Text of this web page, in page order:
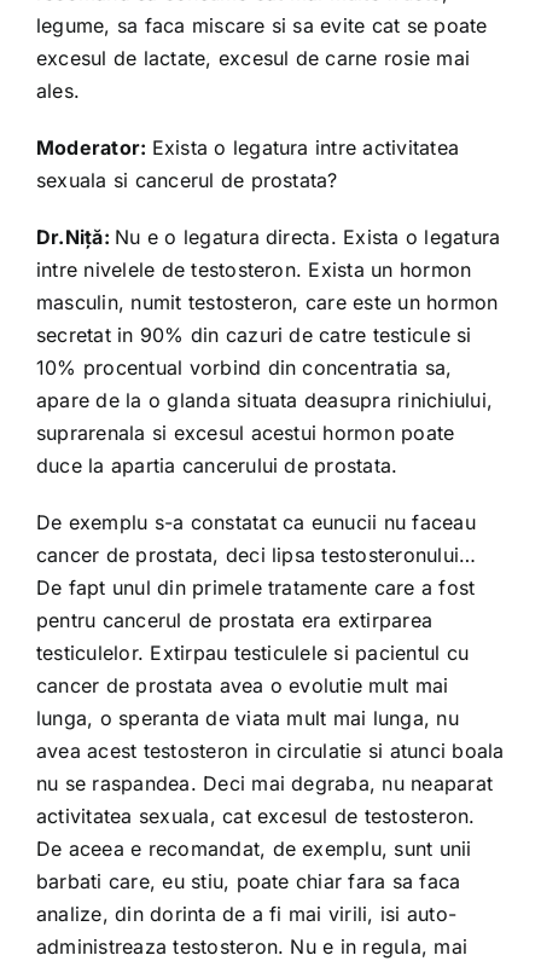
legume, sa faca miscare si sa evite cat se poate
excesul de lactate, excesul de carne rosie mai
ales.
Moderator: Exista o legatura intre activitatea
sexuala si cancerul de prostata?
Dr.Niță: Nu e o legatura directa. Exista o legatura
intre nivelele de testosteron. Exista un hormon
masculin, numit testosteron, care este un hormon
secretat in 90% din cazuri de catre testicule si
10% procentual vorbind din concentratia sa,
apare de la o glanda situata deasupra rinichiului,
suprarenala si excesul acestui hormon poate
duce la apartia cancerului de prostata.
De exemplu s-a constatat ca eunucii nu faceau
cancer de prostata, deci lipsa testosteronului…
De fapt unul din primele tratamente care a fost
pentru cancerul de prostata era extirparea
testiculelor. Extirpau testiculele si pacientul cu
cancer de prostata avea o evolutie mult mai
lunga, o speranta de viata mult mai lunga, nu
avea acest testosteron in circulatie si atunci boala
nu se raspandea. Deci mai degraba, nu neaparat
activitatea sexuala, cat excesul de testosteron.
De aceea e recomandat, de exemplu, sunt unii
barbati care, eu stiu, poate chiar fara sa faca
analize, din dorinta de a fi mai virili, isi auto-
administreaza testosteron. Nu e in regula, mai